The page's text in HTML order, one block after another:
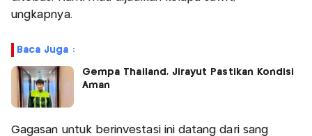
ungkapnya.
Baca Juga :
Gempa Thailand, Jirayut Pastikan Kondisi
Aman
Gagasan untuk berinvestasi ini datang dari sang